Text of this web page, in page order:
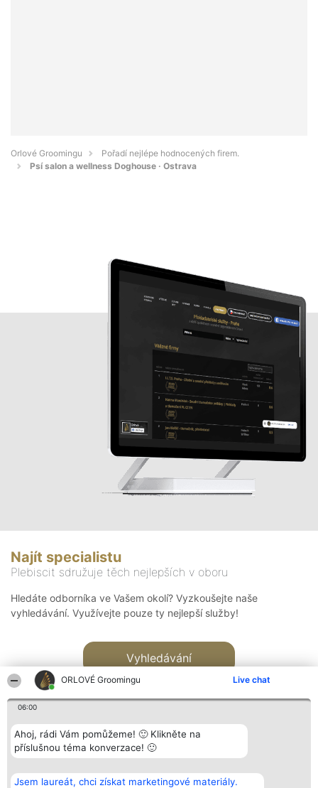
ORLOVÉ Groomingu Live chat
06:00
Ahoj, rádi Vám pomůžeme! 🙂 Klikněte na
příslušnou téma konverzace! 🙂
Jsem laureát, chci získat marketingové materiály.
Orlové Groomingu
Pořadí nejlépe hodnocených firem.
Psí salon a wellness Doghouse · Ostrava
Najít specialistu
Plebiscit sdružuje těch nejlepších v oboru
Hledáte odborníka ve Vašem okolí? Vyzkoušejte naše
vyhledávání. Využívejte pouze ty nejlepší služby!
Vyhledávání
Bright Side Solutions sp. z o.
o. sp. k.
Vítězové
Seznam všech
Kontakt